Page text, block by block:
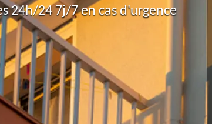
24h/24 7j/7 en cas d'urgence